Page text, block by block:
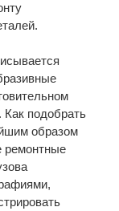
Как подобрать
образом
ремонтные